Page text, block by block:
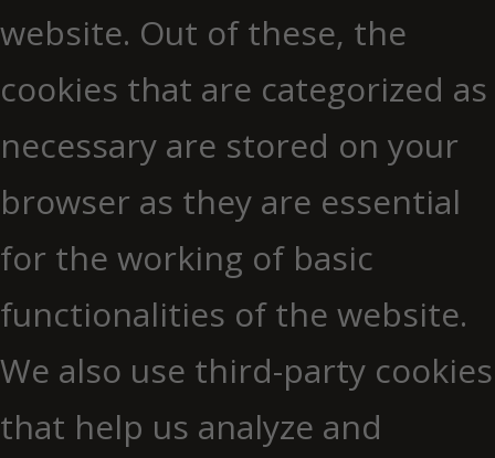
website. Out of these, the
cookies that are categorized as
necessary are stored on your
browser as they are essential
for the working of basic
functionalities of the website.
We also use third-party cookies
that help us analyze and